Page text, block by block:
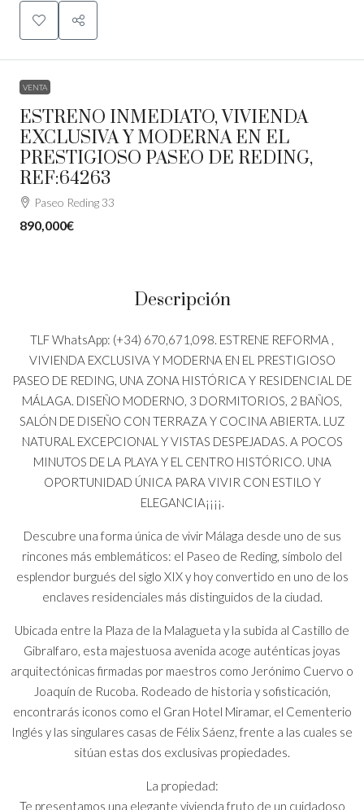
VENTA
ESTRENO INMEDIATO, VIVIENDA
EXCLUSIVA Y MODERNA EN EL
PRESTIGIOSO PASEO DE REDING,
REF:64263
Paseo Reding 33
890,000€
Descripción
TLF WhatsApp: (+34) 670,671,098. ESTRENE REFORMA ,
VIVIENDA EXCLUSIVA Y MODERNA EN EL PRESTIGIOSO
PASEO DE REDING, UNA ZONA HISTÓRICA Y RESIDENCIAL DE
MÁLAGA. DISEÑO MODERNO, 3 DORMITORIOS, 2 BAÑOS,
SALÓN DE DISEÑO CON TERRAZA Y COCINA ABIERTA. LUZ
NATURAL EXCEPCIONAL Y VISTAS DESPEJADAS. A POCOS
MINUTOS DE LA PLAYA Y EL CENTRO HISTÓRICO. UNA
OPORTUNIDAD ÚNICA PARA VIVIR CON ESTILO Y
ELEGANCIA¡¡¡¡.
Descubre una forma única de vivir Málaga desde uno de sus
rincones más emblemáticos: el Paseo de Reding, símbolo del
esplendor burgués del siglo XIX y hoy convertido en uno de los
enclaves residenciales más distinguidos de la ciudad.
Ubicada entre la Plaza de la Malagueta y la subida al Castillo de
Gibralfaro, esta majestuosa avenida acoge auténticas joyas
arquitectónicas firmadas por maestros como Jerónimo Cuervo o
Joaquín de Rucoba. Rodeado de historia y sofisticación,
encontrarás iconos como el Gran Hotel Miramar, el Cementerio
Inglés y las singulares casas de Félix Sáenz, frente a las cuales se
sitúan estas dos exclusivas propiedades.
La propiedad:
Te presentamos una elegante vivienda fruto de un cuidadoso